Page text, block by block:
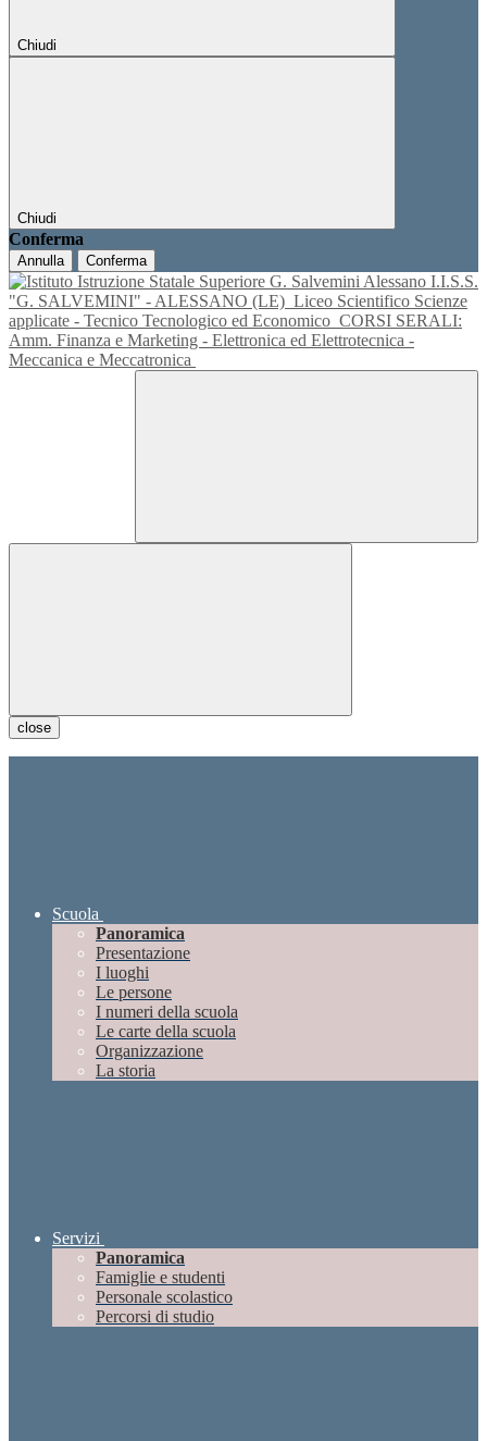
Chiudi
Chiudi
Conferma
Annulla Conferma
I.I.S.S.
"G. SALVEMINI" - ALESSANO (LE) Liceo Scientifico Scienze
applicate - Tecnico Tecnologico ed Economico CORSI SERALI:
Amm. Finanza e Marketing - Elettronica ed Elettrotecnica -
Meccanica e Meccatronica
close
Scuola
Panoramica
Presentazione
I luoghi
Le persone
I numeri della scuola
Le carte della scuola
Organizzazione
La storia
Servizi
Panoramica
Famiglie e studenti
Personale scolastico
Percorsi di studio